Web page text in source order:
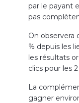
par le payant
pas
On observera
% depuis les
les résultats
clics pour les
La
gagner